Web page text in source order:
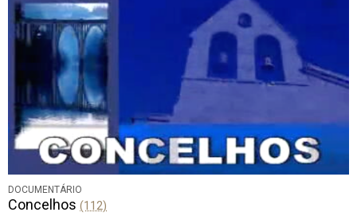
DOCUMENTÁRIO
Concelhos (112)